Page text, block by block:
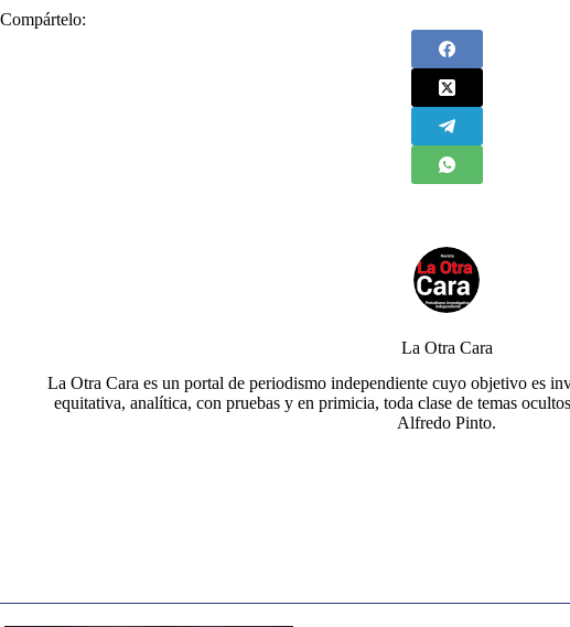
Compártelo:
La Otra Cara
La Otra Cara es un portal de periodismo independiente cuyo objetivo es
equitativa, analítica, con pruebas y en primicia, toda clase de temas
Alfredo Pinto.